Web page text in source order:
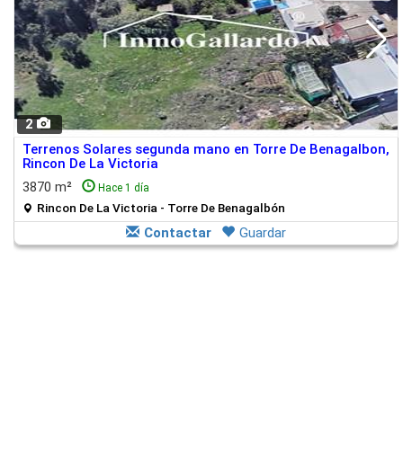
2
Terrenos Solares segunda mano en Torre De Benagalbon,
Rincon De La Victoria
3870 m²
Hace 1 día
Rincon De La Victoria - Torre De Benagalbón
Contactar Guardar